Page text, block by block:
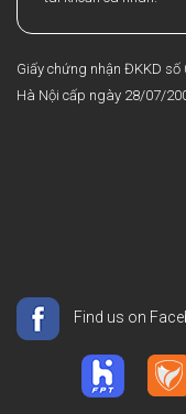
Find us on
Giấy chứng nhận ĐKKD
Hà Nội cấp ngày 28/07/